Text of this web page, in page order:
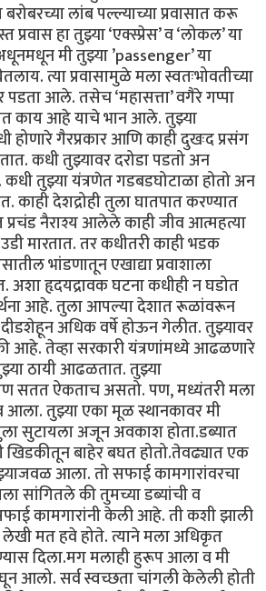
लांब पल्ल्याच्या प्रवासात करू
हा तुझ्या ‘एक्स्प्रेस’ व ‘लोकल’ या
मी तुझ्या ’passenger’ या
त्या प्रवासामुळे मला स्वतःभोवतीच्या
पडता आले. तसेच ‘महासत्ता’ वगैरे गप्पा
काय आहे याचे भान आले. तुझ्या
होणारे गैरप्रकार आणि काही दुखःद प्रसंग
कधी तुझ्यावर दरोडा पडतो अन
कधी तुझ्या यंत्रणेत गडबडघोटाळा होतो अन
काही देशद्रोही तुला घातपात करण्यात
नैराश्य आलेले काही जीव आत्महत्या
मारतात. तर कधीतरी काही भडक
भांडणातून एखाद्या प्रवाशाला
अशा हृदयद्रावक घटना कधीही न घडोत
आहे. तुला आपल्या देशात रूळांवरून
अधिक वर्षे होऊन गेलीत. तुझ्यावर
आहे. तेव्हा सरकारी यंत्रणांमध्ये आढळणारे
ठायी आढळतात. तुझ्या
सतत ऐकताच असतो. पण, मध्यंतरी मला
तुझ्या एका मूळ स्थानकावर मी
सुटायला अजून अवकाश होता.डब्यात
खिडकीतून बाहेर बघत होतो.तेवढ्यात एक
आला. तो सफाई कामगारांवरचा
सांगितले की तुमच्या डब्यांची व
कामगारांनी केली आहे. ती कशी झाली
मत हवे होते. त्याने मला अधिकृत
दिला.मग मलाही हुरूप आला व मी
आलो. सर्व स्वच्छता चांगली केलेली होती